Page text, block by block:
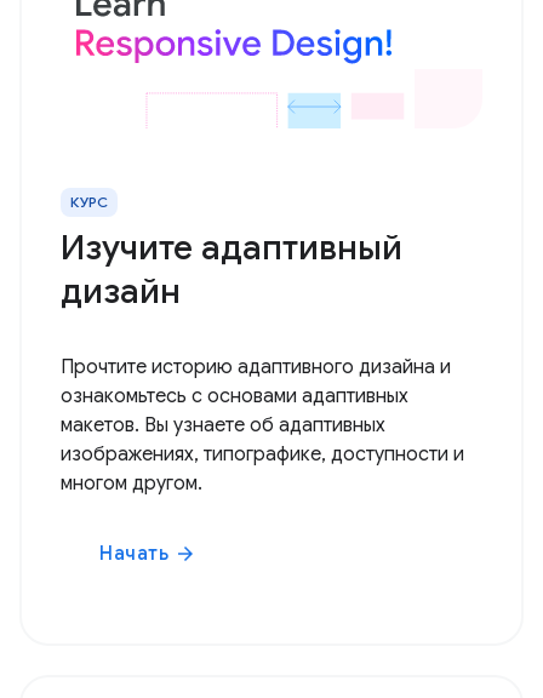
КУРС
Изучите адаптивный
дизайн
Прочтите историю адаптивного дизайна и
ознакомьтесь с основами адаптивных
макетов. Вы узнаете об адаптивных
изображениях, типографике, доступности и
многом другом.
Начать arrow_forward